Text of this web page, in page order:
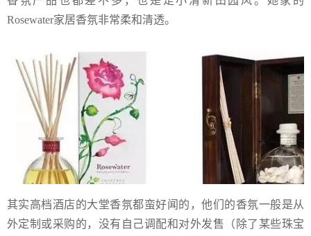
Rosewater家居香氛非常柔和清透。
其实高档酒店的大堂香氛都蛮好闻的，他们的香氛一般是从
外定制或采购的，没有自己调配和对外发售（除了某些珠宝